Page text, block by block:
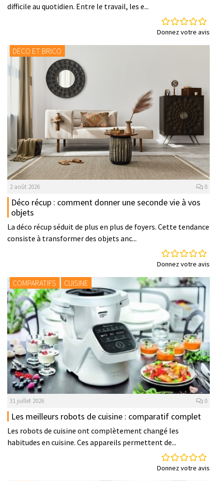
difficile au quotidien. Entre le travail, les e...
Donnez votre avis
DÉCO ET BRICO
2 août 2026 0
Déco récup : comment donner une seconde vie à vos
objets
La déco récup séduit de plus en plus de foyers. Cette tendance
consiste à transformer des objets anc...
Donnez votre avis
COMPARATIFS CUISINE
31 juillet 2026 0
Les meilleurs robots de cuisine : comparatif complet
Les robots de cuisine ont complètement changé les
habitudes en cuisine. Ces appareils permettent de...
Donnez votre avis